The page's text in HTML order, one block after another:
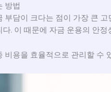
방법
부담이 크다는 점이 가장 큰
. 이 때문에 자금 운용의 안
비용을 효율적으로 관리할 수